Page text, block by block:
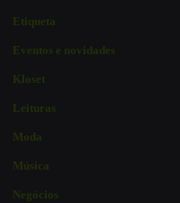
Etiqueta
Eventos e novidades
Kloset
Leituras
Moda
Música
Negócios